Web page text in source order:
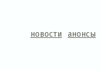
новости анонсы